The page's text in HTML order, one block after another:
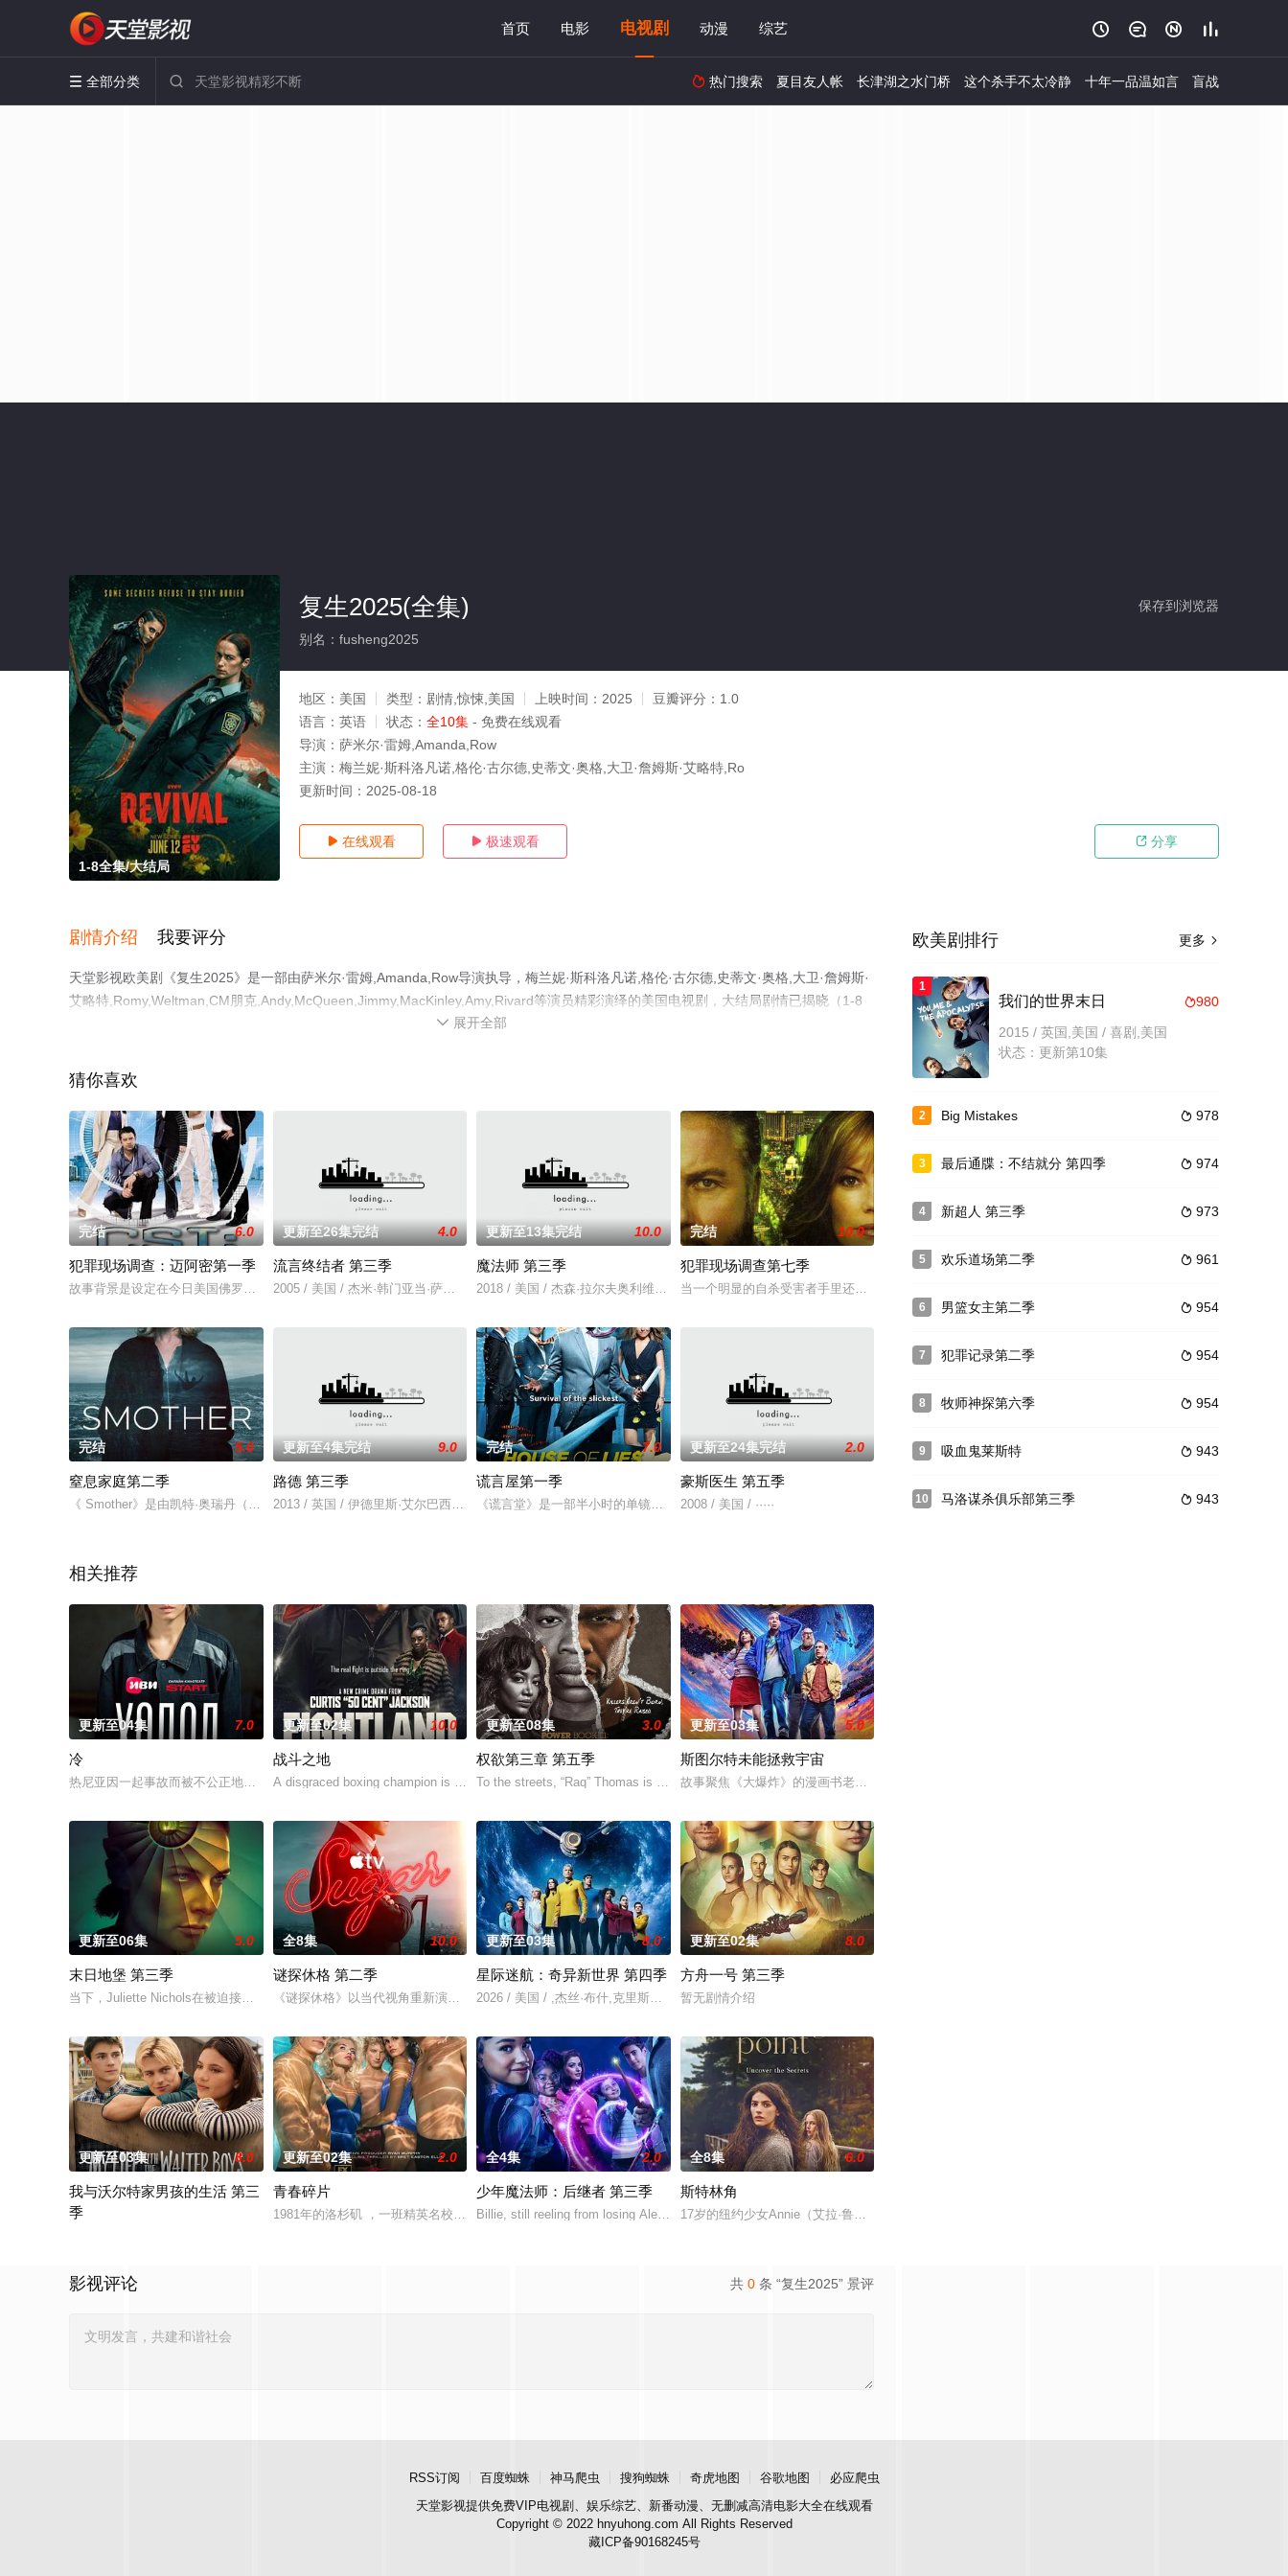
首页 电影 电视剧 动漫 综艺    
 全部分类   热门搜索 夏目友人帐 长津湖之水门桥 这个杀手不太冷静 十年一品温如言 盲战
1-8全集/大结局
保存到浏览器
复生2025(全集)
别名：fusheng2025
地区： 美国 类型： 剧情,惊悚,美国 上映时间： 2025 豆瓣评分： 1.0
语言： 英语 状态： 全10集 - 免费在线观看
导演： 萨米尔·雷姆,Amanda,Row
主演： 梅兰妮·斯科洛凡诺,格伦·古尔德,史蒂文·奥格,大卫·詹姆斯·艾略特,Ro
更新时间： 2025-08-18
 在线观看  极速观看  分享
剧情介绍 我要评分
天堂影视欧美剧《复生2025》是一部由萨米尔·雷姆,Amanda,Row导演执导，梅兰妮·斯科洛凡诺,格伦·古尔德,史蒂文·奥格,大卫·詹姆斯·
艾略特,Romy,Weltman,CM朋克,Andy,McQueen,Jimmy,MacKinley,Amy,Rivard等演员精彩演绎的美国电视剧，大结局剧情已揭晓（1-8
全集），手机免费观看高清未删减完整版电视剧全集就上天堂电影网，更多相关信息可移步至豆瓣电视剧、电视猫或剧情网等平台了解。
 展开全部
猜你喜欢
完结 6.0
犯罪现场调查：迈阿密第一季
故事背景是设定在今日美国佛罗里达州的迈阿密。在北美平均每一集约有2千万个观众收看，使得它成为星期一收视第一的电视系列剧，
更新至26集完结 4.0
流言终结者 第三季
2005 / 美国 / 杰米·韩门亚当·萨维奇托瑞·贝莱西卡莉·拜伦
更新至13集完结 10.0
魔法师 第三季
2018 / 美国 / 杰森·拉尔夫奥利维亚·泰勒·达德利斯黛拉·麦薇哈尔·阿普尔曼
完结 10.0
犯罪现场调查第七季
当一个明显的自杀受害者手里还拿着枪，一个送花的女人在太阳马戏团的表演中被发现被压死时，就有人怀疑
完结 5.0
窒息家庭第二季
《 Smother》是由凯特·奥瑞丹（Kate O'Riordan）执导的爱尔兰惊悚连续剧。影片中德乌拉·基尔万
更新至4集完结 9.0
路德 第三季
2013 / 英国 / 伊德里斯·艾尔巴西耶娜·盖尔利露丝·威尔森沃伦·布朗
完结 7.0
谎言屋第一季
《谎言堂》是一部半小时的单镜头情景喜剧，根据同名畅销书改编。该剧采用喜剧手法描述了一家提供顶级服务的公司及其「自我厌恶」
更新至24集完结 2.0
豪斯医生 第五季
2008 / 美国 / ·····
相关推荐
更新至04集 7.0
冷
热尼亚因一起事故而被不公正地监禁，她的丈夫和6岁的女儿在事故中死亡。这起事故的真正罪魁祸首是富家子弟，他们强大的父母“帮
更新至02集 10.0
战斗之地
A disgraced boxing champion is released from prison and retu
更新至08集 3.0
权欲第三章 第五季
To the streets, “Raq” Thomas is cold, hard and fierce — a su
更新至03集 5.0
斯图尔特未能拯救宇宙
故事聚焦《大爆炸》的漫画书老板斯图尔特·布鲁姆，他弄坏了一个谢尔顿和莱纳德制造的设备，意外导致了多
更新至06集 5.0
末日地堡 第三季
当下，Juliette Nichols在被迫接受“净化”后幸存下来，但记忆却已丧失，而地堡正从叛乱中恢复，并面临着新的危
全8集 10.0
谜探休格 第二季
《谜探休格》以当代视角重新演绎了文学、电影和电视史上最受欢迎且意义重大的题材之一，私家侦探故事。第二季迎来洛杉矶标志性私
更新至03集 8.0
星际迷航：奇异新世界 第四季
2026 / 美国 / ,杰丝·布什,克里斯蒂娜·钟,西莉亚·罗丝·古丁,阿德里安·霍姆斯,克里斯汀·霍恩,丹·让诺特,卡罗尔·凯恩,亚历克丝·
更新至02集 8.0
方舟一号 第三季
暂无剧情介绍
更新至03集 8.0
我与沃尔特家男孩的生活 第三
季
更新至02集 2.0
青春碎片
1981年的洛杉矶 ，一班精英名校的高中生原本过住灿烂生活，直至一位神秘转校生出现。与此同时，专门猎杀青少年的连环杀人魔
全4集 2.0
少年魔法师：后继者 第三季
Billie, still reeling from losing Alex at the end of Season
全8集 6.0
斯特林角
17岁的纽约少女Annie（艾拉·鲁宾 饰）和双胞胎哥哥由养父抚养长大。她无意中继承了神秘外祖父在加拿大的
共 0 条 “复生2025” 景评
影视评论
更多 
欧美剧排行
1
980
我们的世界末日
2015 / 英国,美国 / 喜剧,美国
状态：更新第10集
2  978
Big Mistakes
3  974
最后通牒：不结就分 第四季
4  973
新超人 第三季
5  961
欢乐道场第二季
6  954
男篮女主第二季
7  954
犯罪记录第二季
8  954
牧师神探第六季
9  943
吸血鬼莱斯特
10  943
马洛谋杀俱乐部第三季
RSS订阅 百度蜘蛛 神马爬虫 搜狗蜘蛛 奇虎地图 谷歌地图
必应爬虫
天堂影视提供免费VIP电视剧、娱乐综艺、新番动漫、无删减高清电影大全在线观看
Copyright © 2022 hnyuhong.com All Rights Reserved
藏ICP备90168245号